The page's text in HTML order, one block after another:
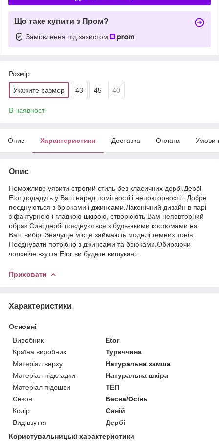
Що таке купити з Пром?
Замовлення під захистом
Розмір
Укажите размер 43 45 40
В наявності
Опис Характеристики Доставка Оплата Умови
Опис
Неможливо уявити строгий стиль без класичних дербі.Дербі
Etor додадуть у Ваш наряд помітності і неповторності.. Добре
поєднуються з брюками і джинсами.Лаконічний дизайн в парі
з фактурною і гладкою шкірою, створюють Вам неповторний
образ.Сині дербі поєднуються з будь-якими костюмами на
Ваш вибір. Значуще місце займають моделі темних тонів.
Поєднувати потрібно з джинсами та брюками.Обираючи
чоловіче взуття Etor ви будете вишукані.
Приховати
Характеристики
Основні
Виробник
Etor
Країна виробник
Туреччина
Матеріал верху
Натуральна замша
Матеріал підкладки
Натуральна шкіра
Матеріал підошви
ТЕП
Сезон
Весна/Осінь
Колір
Синій
Вид взуття
Дербі
Користувальницькі характеристики